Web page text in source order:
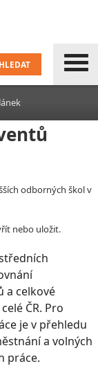
odborných škol v
nebo uložit.
a celkové
ČR. Pro
je v přehledu
a volných
práce.